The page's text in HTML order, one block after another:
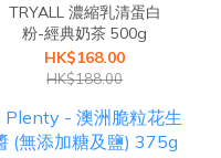
TRYALL 濃縮乳清蛋白
粉-經典奶茶 500g
HK$168.00
HK$188.00